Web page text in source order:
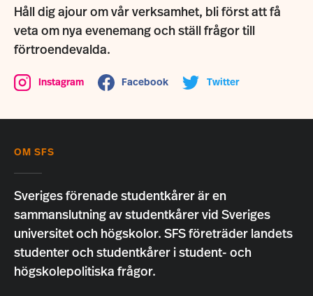
Håll dig ajour om vår verksamhet, bli först att få
veta om nya evenemang och ställ frågor till
förtroendevalda.
Instagram Facebook Twitter
OM SFS
Sveriges förenade studentkårer är en
sammanslutning av studentkårer vid Sveriges
universitet och högskolor. SFS företräder landets
studenter och studentkårer i student- och
högskolepolitiska frågor.